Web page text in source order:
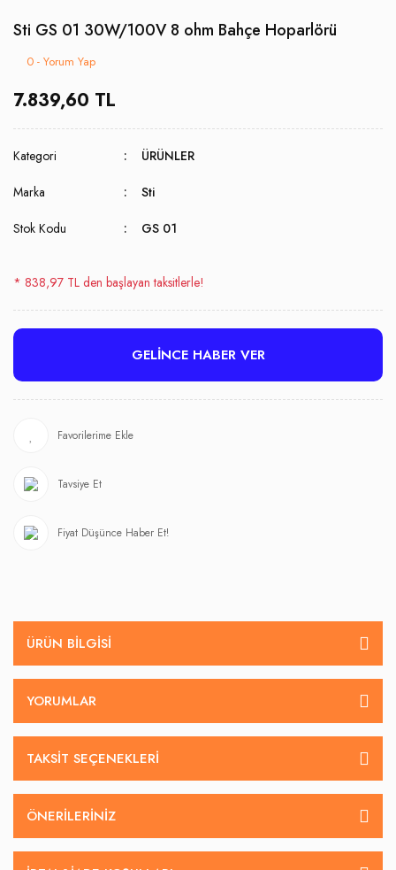
Sti GS 01 30W/100V 8 ohm Bahçe Hoparlörü
0 - Yorum Yap
7.839,60 TL
Kategori ÜRÜNLER
Marka Sti
Stok Kodu GS 01
* 838,97 TL den başlayan taksitlerle!
GELİNCE HABER VER
Tavsiye Et
Fiyat Düşünce Haber Et!
ÜRÜN BILGISI
YORUMLAR
TAKSIT SEÇENEKLERI
ÖNERILERINIZ